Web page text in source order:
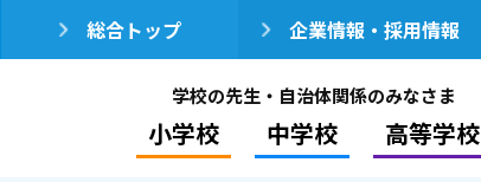
総合トップ 企業情報・採用情報
学校の先生・自治体関係のみなさま
小学校 中学校 高等学校